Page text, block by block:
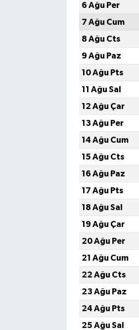
6 Ağu Per
7 Ağu Cum
8 Ağu Cts
9 Ağu Paz
10 Ağu Pts
11 Ağu Sal
12 Ağu Çar
13 Ağu Per
14 Ağu Cum
15 Ağu Cts
16 Ağu Paz
17 Ağu Pts
18 Ağu Sal
19 Ağu Çar
20 Ağu Per
21 Ağu Cum
22 Ağu Cts
23 Ağu Paz
24 Ağu Pts
25 Ağu Sal